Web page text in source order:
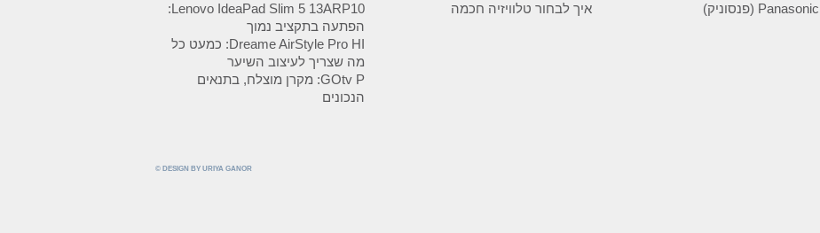
Panasonic (פנסוניק)
איך לבחור טלוויזיה חכמה
Lenovo IdeaPad Slim 5 13ARP10:
הפתעה בתקציב נמוך
Dreame AirStyle Pro HI: כמעט כל
מה שצריך לעיצוב השיער
GOtv P: מקרן מוצלח, בתנאים
הנכונים
© DESIGN BY URIYA GANOR